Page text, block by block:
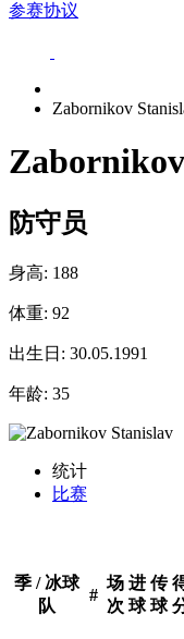
参赛协议
Zabornikov
防守员
身高: 188
体重: 92
出生日: 30.05.1991
年龄: 35
统计
比赛
季 / 冰球
队
#
场
次
进
球
传
球